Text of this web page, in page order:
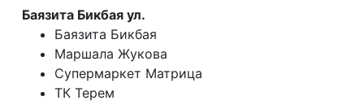
Баязита Бикбая ул.
Баязита Бикбая
Маршала Жукова
Супермаркет Матрица
ТК Терем